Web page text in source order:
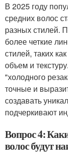
В 2025 году
средних волос
разных стилей.
более четкие
стилей, таких
объем и
"холодного
точные и
создавать
подчеркивают
Вопрос 4:
волос будут